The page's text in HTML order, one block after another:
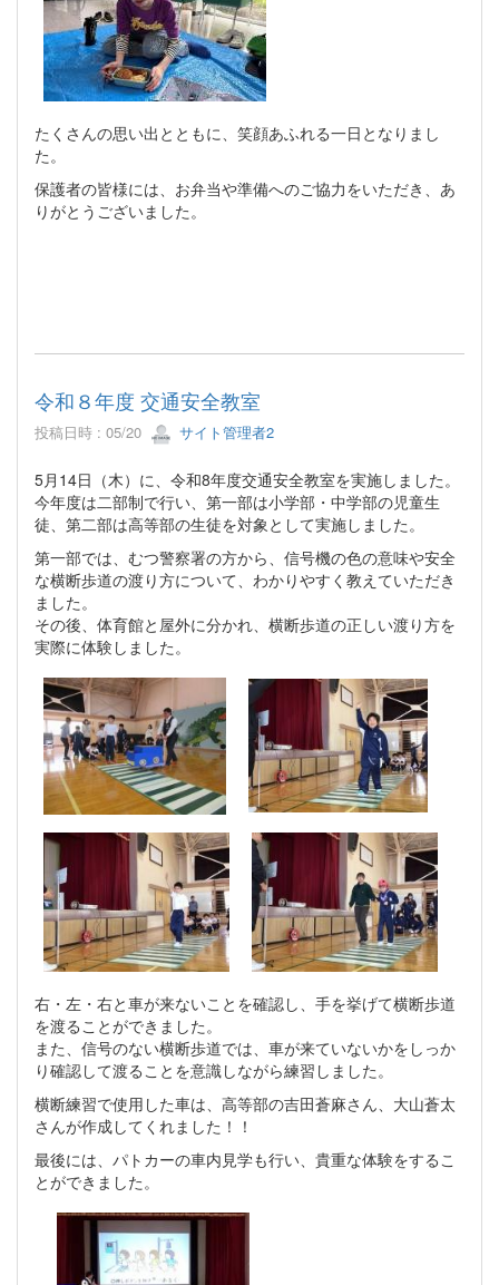
たくさんの思い出とともに、笑顔あふれる一日となりまし
た。
保護者の皆様には、お弁当や準備へのご協力をいただき、あ
りがとうございました。
令和８年度 交通安全教室
投稿日時 : 05/20 サイト管理者2
5月14日（木）に、令和8年度交通安全教室を実施しました。
今年度は二部制で行い、第一部は小学部・中学部の児童生
徒、第二部は高等部の生徒を対象として実施しました。
第一部では、むつ警察署の方から、信号機の色の意味や安全
な横断歩道の渡り方について、わかりやすく教えていただき
ました。
その後、体育館と屋外に分かれ、横断歩道の正しい渡り方を
実際に体験しました。
右・左・右と車が来ないことを確認し、手を挙げて横断歩道
を渡ることができました。
また、信号のない横断歩道では、車が来ていないかをしっか
り確認して渡ることを意識しながら練習しました。
横断練習で使用した車は、高等部の吉田蒼麻さん、大山蒼太
さんが作成してくれました！！
最後には、パトカーの車内見学も行い、貴重な体験をするこ
とができました。